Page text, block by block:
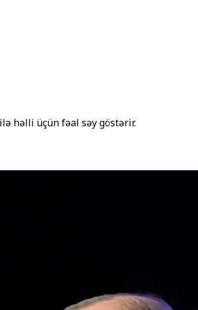
həlli üçün fəal səy göstərir.